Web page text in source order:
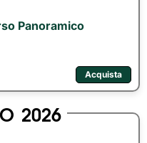
Panoramico
Acquista
2026